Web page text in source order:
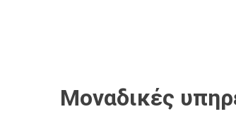
Μοναδικές